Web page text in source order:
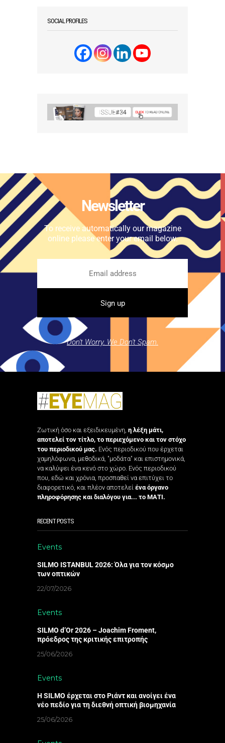
SOCIAL PROFILES
Newsletter
To receive automatically our magazine
online please enter your email below.
Don't Worry. We Don't Spam.
Ζωτική όσο και εξειδικευμένη, η λέξη μάτι,
αποτελεί τον τίτλο, το περιεχόμενο και τον στόχο
του περιοδικού μας. Ενός περιοδικού που έρχεται
χαμηλόφωνα, μεθοδικά, "μοδάτα" και επιστημονικά,
να καλύψει ένα κενό στο χώρο. Ενός περιοδικού
που, εδώ και χρόνια, προσπαθεί να επιτύχει το
διαφορετικό, και πλέον αποτελεί ένα όργανο
πληροφόρησης και διαλόγου για... το ΜΑΤΙ.
RECENT POSTS
Events
SILMO ISTANBUL 2026: Όλα για τον κόσμο
των οπτικών
22/07/2026
Events
SILMO d’Or 2026 – Joachim Froment,
πρόεδρος της κριτικής επιτροπής
25/06/2026
Events
Η SILMO έρχεται στο Ριάντ και ανοίγει ένα
νέο πεδίο για τη διεθνή οπτική βιομηχανία
25/06/2026